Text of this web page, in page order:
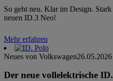
So geht neu. Klar im Design.
neuen ID.3 Neo!
Mehr erfahren
Neues von Volkswagen26.05.2026
Der neue vollelektrische